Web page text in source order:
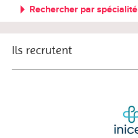
Rechercher par spécialité
Ils recrutent